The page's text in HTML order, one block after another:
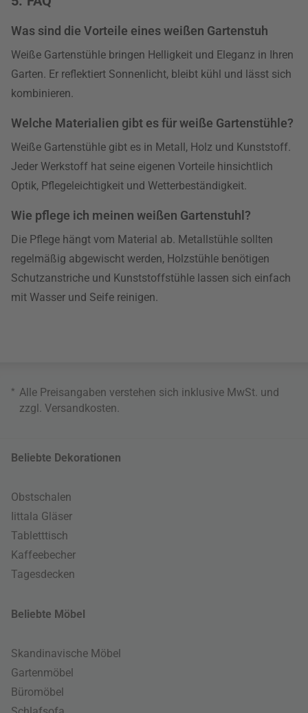
Was sind die Vorteile eines weißen Gartenstuh
Weiße Gartenstühle bringen Helligkeit und Eleganz in Ihren
Garten. Er reflektiert Sonnenlicht, bleibt kühl und lässt sich
kombinieren.
Welche Materialien gibt es für weiße Gartenstühle?
Weiße Gartenstühle gibt es in Metall, Holz und Kunststoff.
Jeder Werkstoff hat seine eigenen Vorteile hinsichtlich
Optik, Pflegeleichtigkeit und Wetterbeständigkeit.
Wie pflege ich meinen weißen Gartenstuhl?
Die Pflege hängt vom Material ab. Metallstühle sollten
regelmäßig abgewischt werden, Holzstühle benötigen
Schutzanstriche und Kunststoffstühle lassen sich einfach
mit Wasser und Seife reinigen.
* Alle Preisangaben verstehen sich inklusive MwSt. und
zzgl. Versandkosten.
Beliebte Dekorationen
Obstschalen
Iittala Gläser
Tabletttisch
Kaffeebecher
Tagesdecken
Beliebte Möbel
Skandinavische Möbel
Gartenmöbel
Büromöbel